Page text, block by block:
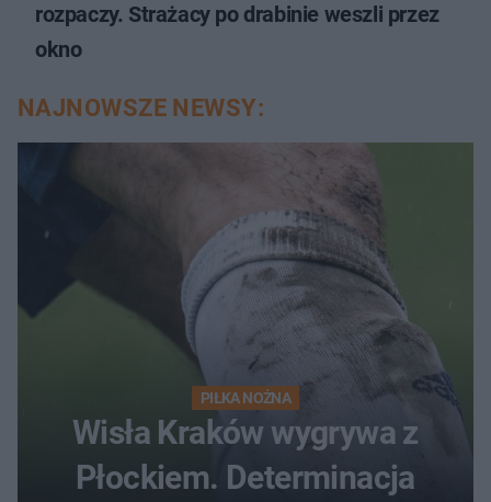
rozpaczy. Strażacy po drabinie weszli przez
okno
NAJNOWSZE NEWSY:
PIŁKA NOŻNA
Wisła Kraków wygrywa z
Płockiem. Determinacja